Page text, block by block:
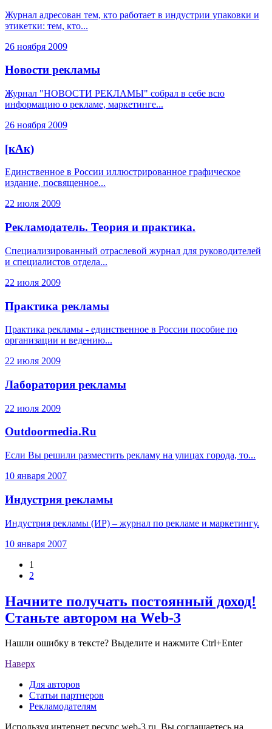
Журнал адресован тем, кто работает в индустрии упаковки и
этикетки: тем, кто...
26 ноября 2009
Новости рекламы
Журнал "НОВОСТИ РЕКЛАМЫ" собрал в себе всю
информацию о рекламе, маркетинге...
26 ноября 2009
[кАк)
Единственное в России иллюстрированное графическое
издание, посвященное...
22 июля 2009
Рекламодатель. Теория и практика.
Специализированный отраслевой журнал для руководителей
и специалистов отдела...
22 июля 2009
Практика рекламы
Практика рекламы - единственное в России пособие по
организации и ведению...
22 июля 2009
Лаборатория рекламы
22 июля 2009
Outdoormedia.Ru
Если Вы решили разместить рекламу на улицах города, то...
10 января 2007
Индустрия рекламы
Индустрия рекламы (ИР) – журнал по рекламе и маркетингу.
10 января 2007
1
2
Начните получать постоянный доход!
Станьте автором на Web-3
Нашли ошибку в тексте? Выделите и нажмите Ctrl+Enter
Наверх
Для авторов
Статьи партнеров
Рекламодателям